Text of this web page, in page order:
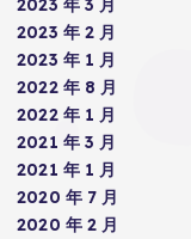
2023 年 3 月
2023 年 2 月
2023 年 1 月
2022 年 8 月
2022 年 1 月
2021 年 3 月
2021 年 1 月
2020 年 7 月
2020 年 2 月